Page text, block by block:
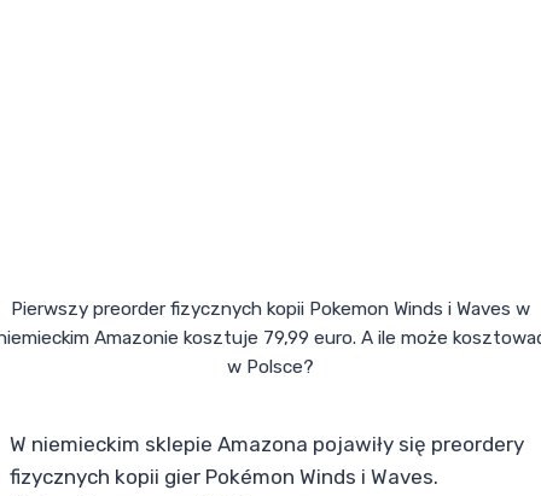
Pierwszy preorder fizycznych kopii Pokemon Winds i Waves w
Amazonie kosztuje 79,99 euro. A ile może
w Polsce?
W niemieckim sklepie Amazona pojawiły się preordery
fizycznych kopii gier Pokémon Winds i Waves.